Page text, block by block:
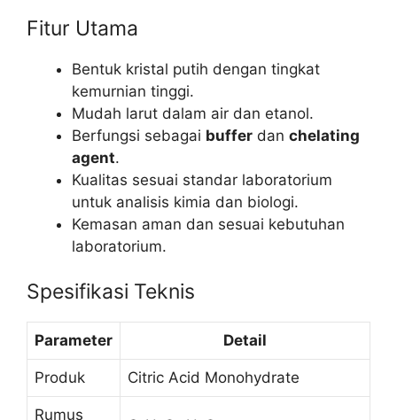
Fitur Utama
Bentuk kristal putih dengan tingkat
kemurnian tinggi.
Mudah larut dalam air dan etanol.
Berfungsi sebagai buffer dan chelating
agent.
Kualitas sesuai standar laboratorium
untuk analisis kimia dan biologi.
Kemasan aman dan sesuai kebutuhan
laboratorium.
Spesifikasi Teknis
Parameter Detail
Produk Citric Acid Monohydrate
Rumus